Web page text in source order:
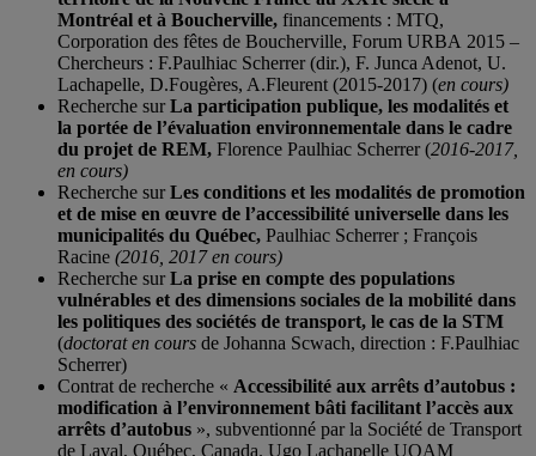
Montréal et à Boucherville, financements : MTQ,
Corporation des fêtes de Boucherville, Forum URBA 2015 –
Chercheurs : F.Paulhiac Scherrer (dir.), F. Junca Adenot, U.
Lachapelle, D.Fougères, A.Fleurent (2015-2017) (en cours)
Recherche surLa participation publique, les modalités et
la portée de l’évaluation environnementale dans le cadre
du projet de REM, Florence Paulhiac Scherrer (2016-2017,
en cours)
Recherche surLes conditions et les modalités de promotion
et de mise en œuvre de l’accessibilité universelle dans les
municipalités du Québec, Paulhiac Scherrer ; François
Racine (2016, 2017 en cours)
Recherche surLa prise en compte des populations
vulnérables et des dimensions sociales de la mobilité dans
les politiques des sociétés de transport, le cas de la STM
(doctorat en cours de Johanna Scwach, direction : F.Paulhiac
Scherrer)
Contrat de recherche « Accessibilité aux arrêts d’autobus :
modification à l’environnement bâti facilitant l’accès aux
arrêts d’autobus », subventionné par la Société de Transport
de Laval, Québec, Canada. Ugo Lachapelle UQAM